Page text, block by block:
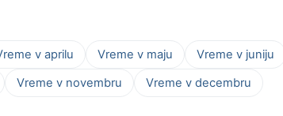
v aprilu Vreme v maju Vreme v juniju
Vreme v novembru Vreme v decembru